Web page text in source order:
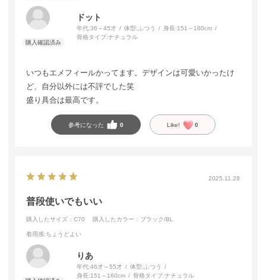
ドット
年代:36～45才 体型:ふつう 身長:151～160cm
骨格タイプ:ナチュラル
いつもエメフィールかってます。デザインは可愛いかったけ
ど、自分以外には不評でした笑
盛り具合は最高です。
参考になった 0 Like! 0
2025.11.28
普段使いでもいい
購入したサイズ：C70 購入したカラー：ブラック/BL
着用感:ちょうどよい
りあ
年代:46才～55才 体型: ふつう
身長:151～160cm 骨格タイプ:ナチュラル